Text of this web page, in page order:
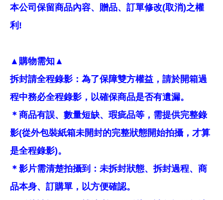
本公司保留商品內容、贈品、訂單修改(取消)之權
利!
▲購物需知▲
拆封請全程錄影：為了保障雙方權益，請於開箱過
程中務必全程錄影，以確保商品是否有遺漏。
＊商品有誤、數量短缺、瑕疵品等，需提供完整錄
影(從外包裝紙箱未開封的完整狀態開始拍攝，才算
是全程錄影)。
＊影片需清楚拍攝到：未拆封狀態、拆封過程、商
品本身、訂購單，以方便確認。